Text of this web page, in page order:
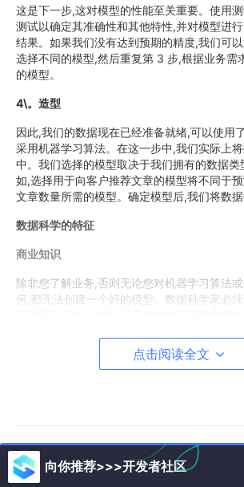
这是下一步,这对模型的性能至关重要。使用
测试以确定其准确性和其他特性,并对模型进
结果。如果我们没有达到预期的精度,我们可
选择不同的模型,然后重复第 3 步,根据业务需
的模型。
4\。造型
因此,我们的数据现在已经准备就绪,可以使用
采用机器学习算法。在这一步中,我们实际上
中。我们选择的模型取决于我们拥有的数据类
如,选择用于向客户推荐文章的模型将不同于
文章数量所需的模型。确定模型后,我们将数据
数据科学的特征
商业知识
除非您了解业务,否则无论您对机器学习算法
何,都无法创建一个好的模型。数据科学家必
数据科学并不是一门新学科。它以前就存在过
尽管数学已被证明是基础,但数据科学家必须
的正确模型,因为并非所有模型都会产生相同
点击阅读全文
向你推荐>>>开发者社区